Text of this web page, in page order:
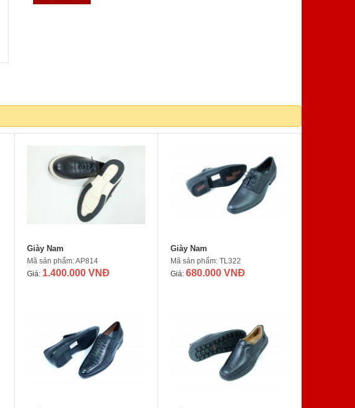
Giày Nam
Mã sản phẩm: AP814
Giá: 1.400.000 VNĐ
Giày Nam
Mã sản phẩm: TL322
Giá: 680.000 VNĐ